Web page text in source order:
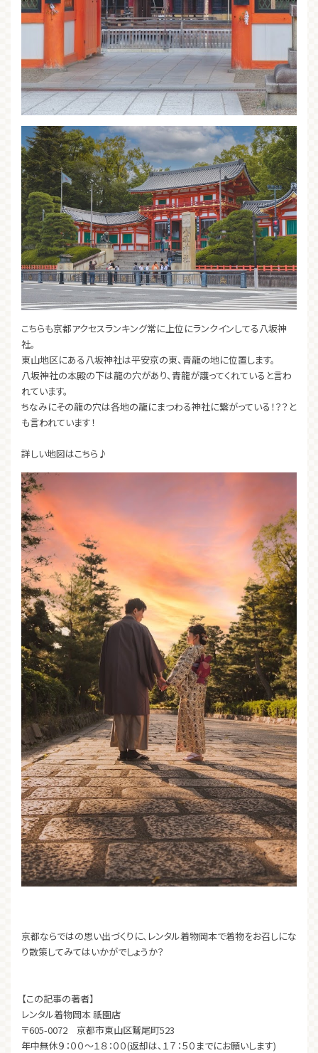
こちらも京都アクセスランキング常に上位にランクインしてる八坂神
社。
東山地区にある八坂神社は平安京の東、青龍の地に位置します。
八坂神社の本殿の下は龍の穴があり、青龍が護ってくれていると言わ
れています。
ちなみにその龍の穴は各地の龍にまつわる神社に繋がっている！？？と
も言われています！
詳しい地図はこちら♪
京都ならではの思い出づくりに、レンタル着物岡本で着物をお召しにな
り散策してみてはいかがでしょうか？
【この記事の著者】
レンタル着物岡本 祇園店
〒605-0072 京都市東山区鷲尾町523
年中無休９：００～１８：００(返却は、１７：５０までにお願いします)